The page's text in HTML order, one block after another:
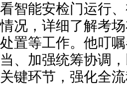
看智能安检门运行
情况，详细了解考
处置等工作。他叮
当、加强统筹协调
关键环节，强化全